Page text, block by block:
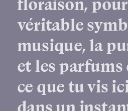
floraison,
véritable
musique, la
et les
ce que tu vis